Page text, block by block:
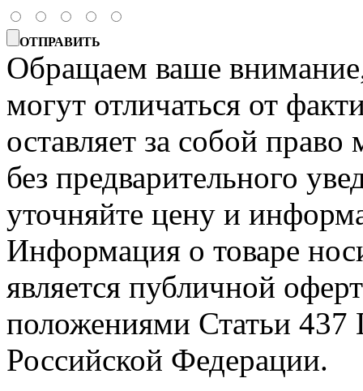
ОТПРАВИТЬ
Обращаем ваше
могут отличаться от
оставляет за собой право
без предварительного
уточняйте цену и
Информация о товаре
является публичной
положениями Статьи 437
Российской Федерации.